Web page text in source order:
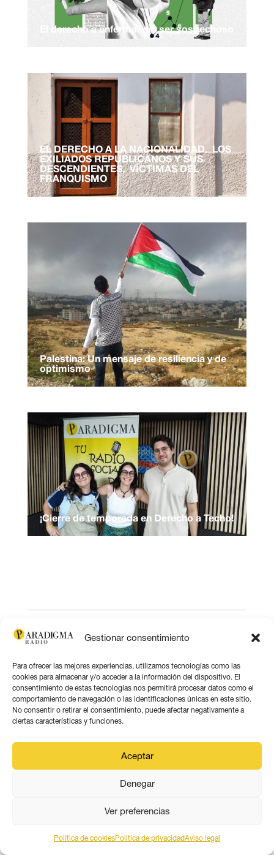
Gestionar consentimiento
Para ofrecer las mejores experiencias, utilizamos tecnologías como las
cookies para almacenar y/o acceder a la información del dispositivo. El
consentimiento de estas tecnologías nos permitirá procesar datos como el
comportamiento de navegación o las identificaciones únicas en este sitio.
No consentir o retirar el consentimiento, puede afectar negativamente a
ciertas características y funciones.
Aceptar
Denegar
Ver preferencias
Política de cookiesPolitica de privacidadAviso legal
El derecho a enfermar sin ser sospechoso
EL DERECHO A LA NACIONALIDAD. LOS
EXILIADOS REPUBLICANOS Y SUS
DESCENDIENTES, VÍCTIMAS DEL
FRANQUISMO
Palestina: Un mensaje de resiliencia y de
optimismo
¡Cierre de temporada en Derecho a Techo!
PARADIGMA MEDIA ANDALUCÍA